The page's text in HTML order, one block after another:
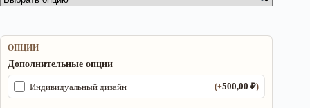
ОПЦИИ
Дополнительные опции
Индивидуальный дизайн (+500,00₽)